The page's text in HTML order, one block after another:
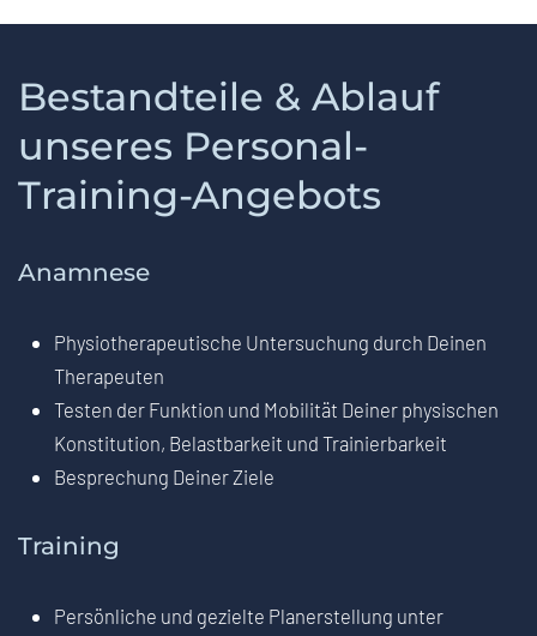
Bestandteile & Ablauf
unseres Personal-
Training-Angebots
Anamnese
Physiotherapeutische Untersuchung durch Deinen
Therapeuten
Testen der Funktion und Mobilität Deiner physischen
Konstitution, Belastbarkeit und Trainierbarkeit
Besprechung Deiner Ziele
Training
Persönliche und gezielte Planerstellung unter